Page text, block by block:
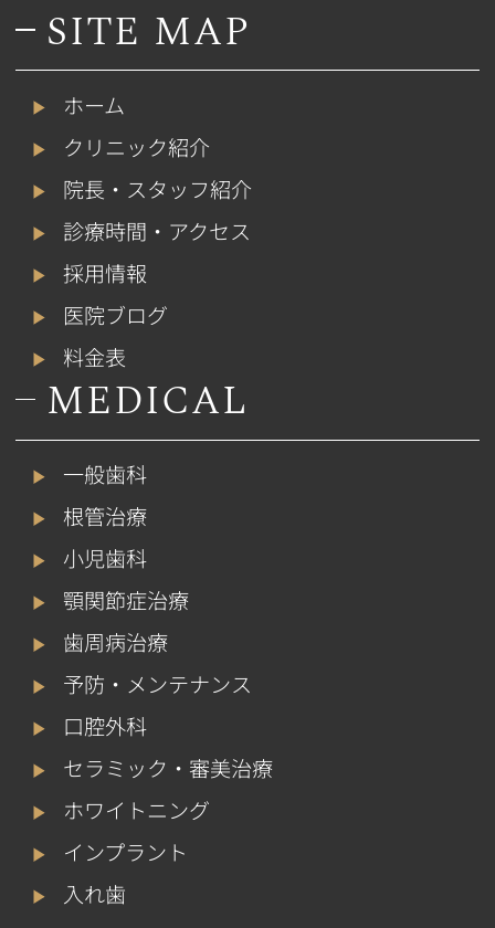
SITE MAP
ホーム
クリニック紹介
院長・スタッフ紹介
診療時間・アクセス
採用情報
医院ブログ
料金表
MEDICAL
一般歯科
根管治療
小児歯科
顎関節症治療
歯周病治療
予防・メンテナンス
口腔外科
セラミック・審美治療
ホワイトニング
インプラント
入れ歯